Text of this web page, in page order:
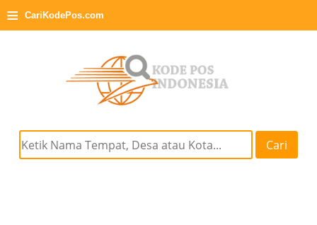
≡ CariKodePos.com
Cari